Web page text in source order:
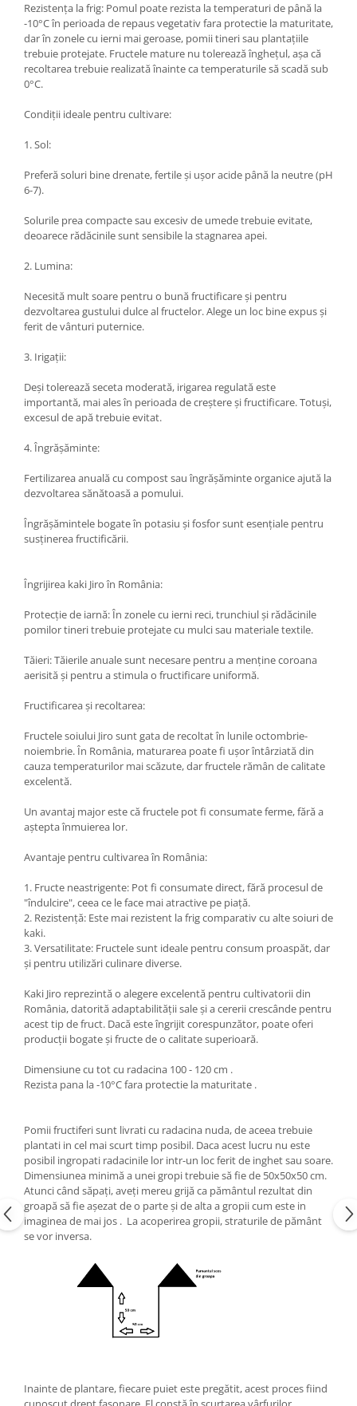
Rezistența la frig: Pomul poate rezista la temperaturi de până la
-10°C în perioada de repaus vegetativ fara protectie la maturitate,
dar în zonele cu ierni mai geroase, pomii tineri sau plantațiile
trebuie protejate. Fructele mature nu tolerează înghețul, așa că
recoltarea trebuie realizată înainte ca temperaturile să scadă sub
0°C.
Condiții ideale pentru cultivare:
1. Sol:
Preferă soluri bine drenate, fertile și ușor acide până la neutre (pH
6-7).
Solurile prea compacte sau excesiv de umede trebuie evitate,
deoarece rădăcinile sunt sensibile la stagnarea apei.
2. Lumina:
Necesită mult soare pentru o bună fructificare și pentru
dezvoltarea gustului dulce al fructelor. Alege un loc bine expus și
ferit de vânturi puternice.
3. Irigații:
Deși tolerează seceta moderată, irigarea regulată este
importantă, mai ales în perioada de creștere și fructificare. Totuși,
excesul de apă trebuie evitat.
4. Îngrășăminte:
Fertilizarea anuală cu compost sau îngrășăminte organice ajută la
dezvoltarea sănătoasă a pomului.
Îngrășămintele bogate în potasiu și fosfor sunt esențiale pentru
susținerea fructificării.
Îngrijirea kaki Jiro în România:
Protecție de iarnă: În zonele cu ierni reci, trunchiul și rădăcinile
pomilor tineri trebuie protejate cu mulci sau materiale textile.
Tăieri: Tăierile anuale sunt necesare pentru a menține coroana
aerisită și pentru a stimula o fructificare uniformă.
Fructificarea și recoltarea:
Fructele soiului Jiro sunt gata de recoltat în lunile octombrie-
noiembrie. În România, maturarea poate fi ușor întârziată din
cauza temperaturilor mai scăzute, dar fructele rămân de calitate
excelentă.
Un avantaj major este că fructele pot fi consumate ferme, fără a
aștepta înmuierea lor.
Avantaje pentru cultivarea în România:
1. Fructe neastrigente: Pot fi consumate direct, fără procesul de
"îndulcire", ceea ce le face mai atractive pe piață.
2. Rezistență: Este mai rezistent la frig comparativ cu alte soiuri de
kaki.
3. Versatilitate: Fructele sunt ideale pentru consum proaspăt, dar
și pentru utilizări culinare diverse.
Kaki Jiro reprezintă o alegere excelentă pentru cultivatorii din
România, datorită adaptabilității sale și a cererii crescânde pentru
acest tip de fruct. Dacă este îngrijit corespunzător, poate oferi
producții bogate și fructe de o calitate superioară.
Dimensiune cu tot cu radacina 100 - 120 cm .
Rezista pana la -10°С fara protectie la maturitate .
Pomii fructiferi sunt livrati cu radacina nuda, de aceea trebuie
plantati in cel mai scurt timp posibil. Daca acest lucru nu este
posibil ingropati radacinile lor intr-un loc ferit de inghet sau soare.
Dimensiunea minimă a unei gropi trebuie să fie de 50x50x50 cm.
Atunci când săpați, aveți mereu grijă ca pământul rezultat din
groapă să fie așezat de o parte și de alta a gropii cum este in
imaginea de mai jos . La acoperirea gropii, straturile de pământ
se vor inversa.
Inainte de plantare, fiecare puiet este pregătit, acest proces fiind